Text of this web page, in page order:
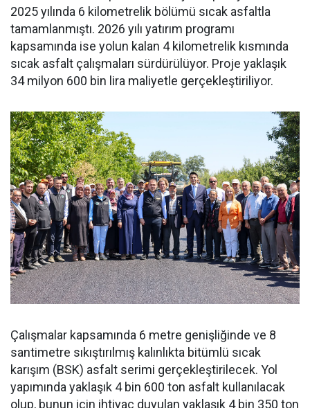
2025 yılında 6 kilometrelik bölümü sıcak asfaltla
tamamlanmıştı. 2026 yılı yatırım programı
kapsamında ise yolun kalan 4 kilometrelik kısmında
sıcak asfalt çalışmaları sürdürülüyor. Proje yaklaşık
34 milyon 600 bin lira maliyetle gerçekleştiriliyor.
Çalışmalar kapsamında 6 metre genişliğinde ve 8
santimetre sıkıştırılmış kalınlıkta bitümlü sıcak
karışım (BSK) asfalt serimi gerçekleştirilecek. Yol
yapımında yaklaşık 4 bin 600 ton asfalt kullanılacak
olup, bunun için ihtiyaç duyulan yaklaşık 4 bin 350 ton